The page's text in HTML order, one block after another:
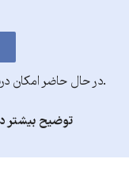
.در حال حاضر امکان
توضیح بیشتر